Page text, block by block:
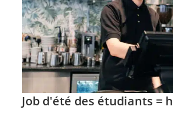
Job d'été des étudiants =